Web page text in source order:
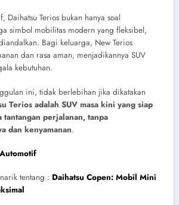
Daihatsu Terios bukan hanya soal
simbol mobilitas modern yang fleksibel,
Bagi keluarga, New Terios
dan rasa aman, menjadikannya SUV
kebutuhan.
ini, tidak berlebihan jika dikatakan
Terios adalah SUV masa kini yang siap
tantangan perjalanan, tanpa
dan kenyamanan.
Automotif
tentang : Daihatsu Copen: Mobil Mini